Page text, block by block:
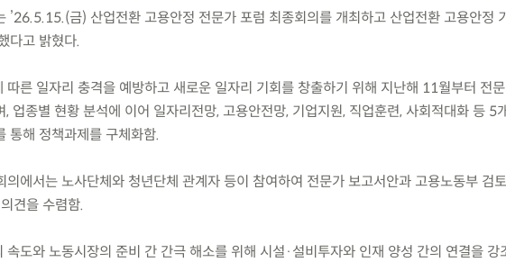
’26.5.15.(금) 산업전환 고용안정 전문가 포럼 최종회의를 개최하고 산업전환 고용안정
다고 밝혔다.
따른 일자리 충격을 예방하고 새로운 일자리 기회를 창출하기 위해 지난해 11월부터 전
, 업종별 현황 분석에 이어 일자리전망, 고용안전망, 기업지원, 직업훈련, 사회적대화 등 5
통해 정책과제를 구체화함.
의에서는 노사단체와 청년단체 관계자 등이 참여하여 전문가 보고서안과 고용노동부 검
견을 수렴함.
속도와 노동시장의 준비 간 간극 해소를 위해 시설·설비투자와 인재 양성 간의 연결을 강